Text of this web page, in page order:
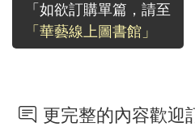
「如欲訂購單篇，請至
「華藝線上圖書館」
更完整的內容歡迎